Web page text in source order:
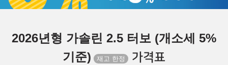
2026년형 가솔린 2.5 터보 (개소세 5%
기준)
가격표